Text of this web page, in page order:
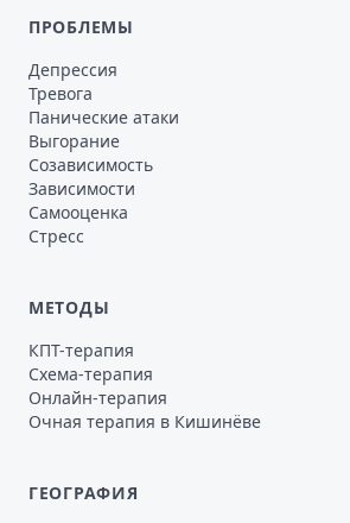
ПРОБЛЕМЫ
Депрессия
Тревога
Панические атаки
Выгорание
Созависимость
Зависимости
Самооценка
Стресс
МЕТОДЫ
КПТ-терапия
Схема-терапия
Онлайн-терапия
Очная терапия в Кишинёве
ГЕОГРАФИЯ